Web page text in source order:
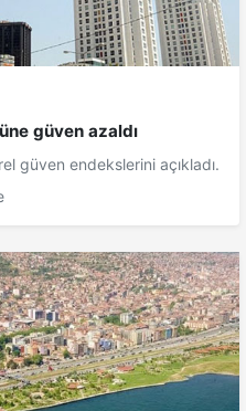
güven azaldı
güven endekslerini açıkladı.